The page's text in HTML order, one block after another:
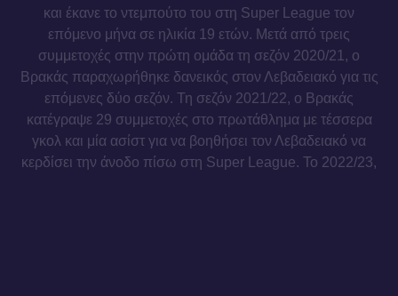
και έκανε το ντεμπούτο του στη Super League τον
επόμενο μήνα σε ηλικία 19 ετών. Μετά από τρεις
συμμετοχές στην πρώτη ομάδα τη σεζόν 2020/21, ο
Βρακάς παραχωρήθηκε δανεικός στον Λεβαδειακό για τις
επόμενες δύο σεζόν. Τη σεζόν 2021/22, ο Βρακάς
κατέγραψε 29 συμμετοχές στο πρωτάθλημα με τέσσερα
γκολ και μία ασίστ για να βοηθήσει τον Λεβαδειακό να
κερδίσει την άνοδο πίσω στη Super League. Το 2022/23,